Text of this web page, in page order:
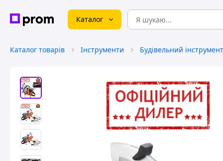
Каталог
Каталог товарів Інструменти Будівельний інструмент